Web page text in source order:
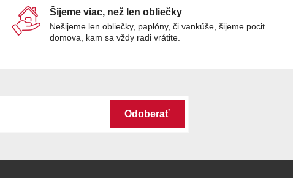
Šijeme viac, než len obliečky
Nešijeme len obliečky, paplóny, či vankúše, šijeme pocit
domova, kam sa vždy radi vrátite.
Odoberať